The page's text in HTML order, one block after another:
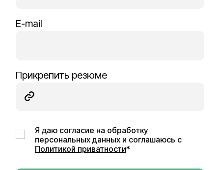
E-mail
Прикрепить резюме
Я даю согласие на обработку
персональных данных и соглашаюсь с
Политикой приватности*